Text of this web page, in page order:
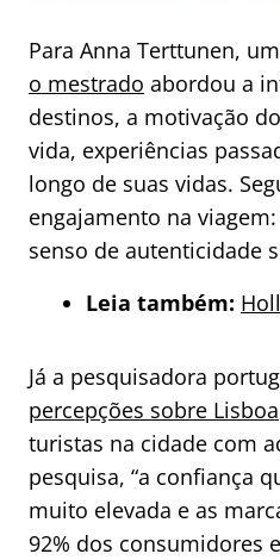
Para Anna Terttunen,
o mestrado abordou a
destinos, a motivação
vida, experiências
longo de suas vidas.
engajamento na
senso de autenticidade
Leia também:
Já a pesquisadora
percepções sobre Lisboa
turistas na cidade com
pesquisa, “a confiança
muito elevada e as
92% dos consumidores